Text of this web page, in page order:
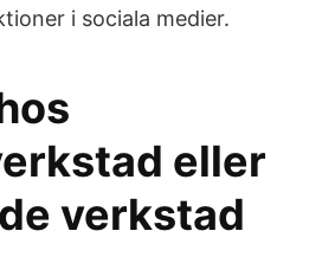
i sociala medier.
eller
verkstad